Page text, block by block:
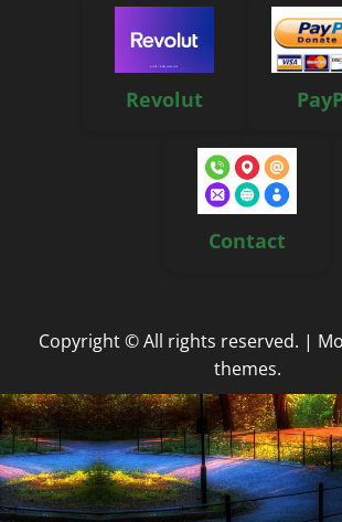
Revolut
Contact
Copyright © All rights reserved. |
themes.